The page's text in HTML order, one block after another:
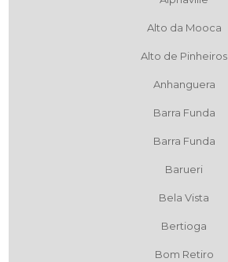
Alto da Mooca
Alto de Pinheiros
Anhanguera
Barra Funda
Barra Funda
Barueri
Bela Vista
Bertioga
Bom Retiro